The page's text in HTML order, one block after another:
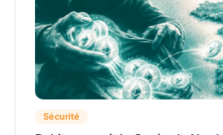
Sécurité